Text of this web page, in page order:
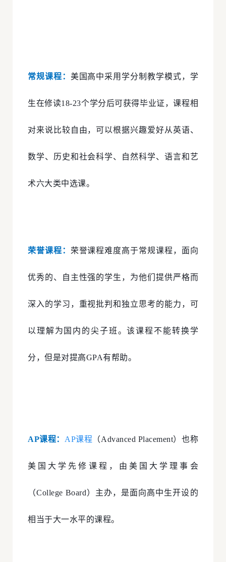
常规课程： 美国高中采用学分制教学模式，学
生在修读18-23个学分后可获得毕业证，课程相
对来说比较自由，可以根据兴趣爱好从英语、
数学、历史和社会科学、自然科学、语言和艺
术六大类中选课。
荣誉课程： 荣誉课程难度高于常规课程，面向
优秀的、自主性强的学生，为他们提供严格而
深入的学习，重视批判和独立思考的能力，可
以理解为国内的尖子班。该课程不能转换学
分，但是对提高GPA有帮助。
AP课程： AP课程 （Advanced Placement）也称
美国大学先修课程，由美国大学理事会
（College Board）主办，是面向高中生开设的
相当于大一水平的课程。